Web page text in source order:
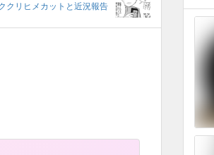
クリヒメカットと近況報告